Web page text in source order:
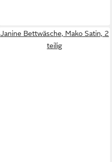
Janine Bettwäsche, Mako Satin, 2
teilig